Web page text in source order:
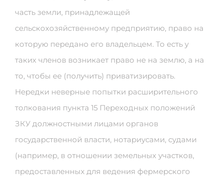
часть земли, принадлежащей
сельскохозяйственному предприятию, право на
которую передано его владельцем. То есть у
таких членов возникает право не на землю, а на
то, чтобы ее (получить) приватизировать.
Нередки неверные попытки расширительного
толкования пункта 15 Переходных положений
ЗКУ должностными лицами органов
государственной власти, нотариусами, судами
(например, в отношении земельных участков,
предоставленных для ведения фермерского